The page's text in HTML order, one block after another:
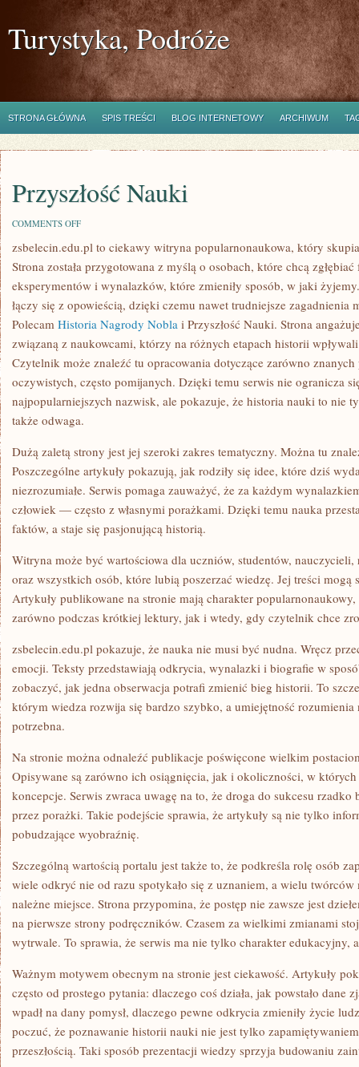
Turystyka, Podróże
STRONA GŁÓWNA SPIS TREŚCI BLOG INTERNETOWY ARCHIWUM
Przyszłość Nauki
COMMENTS OFFON
NAUKI
zsbelecin.edu.pl to ciekawy witryna popularnonaukowa, który
Strona została przygotowana z myślą o osobach, które chcą
eksperymentów i wynalazków, które zmieniły sposób, w jaki
łączy się z opowieścią, dzięki czemu nawet trudniejsze zagadnienia
Polecam Historia Nagrody Nobla i Przyszłość Nauki. Strona
związaną z naukowcami, którzy na różnych etapach historii
Czytelnik może znaleźć tu opracowania dotyczące zarówno
oczywistych, często pomijanych. Dzięki temu serwis nie ogranicza
najpopularniejszych nazwisk, ale pokazuje, że historia nauki to nie
także odwaga.
Dużą zaletą strony jest jej szeroki zakres tematyczny. Można tu
Poszczególne artykuły pokazują, jak rodziły się idee, które dziś
niezrozumiałe. Serwis pomaga zauważyć, że za każdym
człowiek — często z własnymi porażkami. Dzięki temu nauka
faktów, a staje się pasjonującą historią.
Witryna może być wartościowa dla uczniów, studentów,
oraz wszystkich osób, które lubią poszerzać wiedzę. Jej treści mogą
Artykuły publikowane na stronie mają charakter
zarówno podczas krótkiej lektury, jak i wtedy, gdy czytelnik chce
zsbelecin.edu.pl pokazuje, że nauka nie musi być nudna. Wręcz
emocji. Teksty przedstawiają odkrycia, wynalazki i biografie w
zobaczyć, jak jedna obserwacja potrafi zmienić bieg historii. To
którym wiedza rozwija się bardzo szybko, a umiejętność rozumienia
potrzebna.
Na stronie można odnaleźć publikacje poświęcone wielkim
Opisywane są zarówno ich osiągnięcia, jak i okoliczności, w których
koncepcje. Serwis zwraca uwagę na to, że droga do sukcesu rzadko
przez porażki. Takie podejście sprawia, że artykuły są nie tylko
pobudzające wyobraźnię.
Szczególną wartością portalu jest także to, że podkreśla rolę osób
wiele odkryć nie od razu spotykało się z uznaniem, a wielu twórców
należne miejsce. Strona przypomina, że postęp nie zawsze jest
na pierwsze strony podręczników. Czasem za wielkimi zmianami
wytrwale. To sprawia, że serwis ma nie tylko charakter edukacyjny,
Ważnym motywem obecnym na stronie jest ciekawość. Artykuły
często od prostego pytania: dlaczego coś działa, jak powstało dane
wpadł na dany pomysł, dlaczego pewne odkrycia zmieniły życie
poczuć, że poznawanie historii nauki nie jest tylko
przeszłością. Taki sposób prezentacji wiedzy sprzyja budowaniu